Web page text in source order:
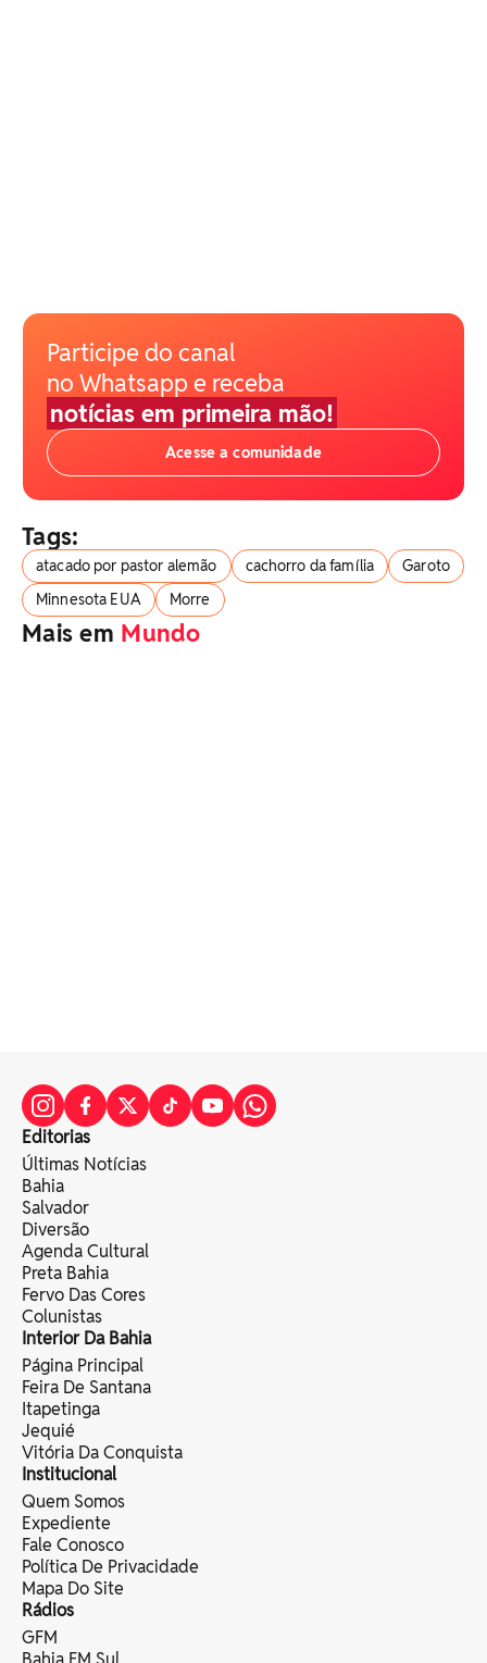
Participe do canal
no Whatsapp e receba
notícias em primeira mão!
Acesse a comunidade
Tags:
atacado por pastor alemão cachorro da família
Garoto
Minnesota EUA
Morre
Mais em Mundo
Editorias
Últimas Notícias
Bahia
Salvador
Diversão
Agenda Cultural
Preta Bahia
Fervo Das Cores
Colunistas
Interior Da Bahia
Página Principal
Feira De Santana
Itapetinga
Jequié
Vitória Da Conquista
Institucional
Quem Somos
Expediente
Fale Conosco
Política De Privacidade
Mapa Do Site
Rádios
GFM